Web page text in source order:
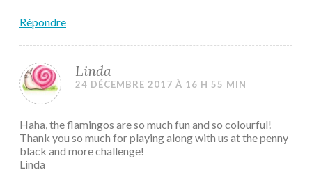
Répondre
Linda
24 DÉCEMBRE 2017 À 16 H 55 MIN
Haha, the flamingos are so much fun and so colourful!
Thank you so much for playing along with us at the penny
black and more challenge!
Linda